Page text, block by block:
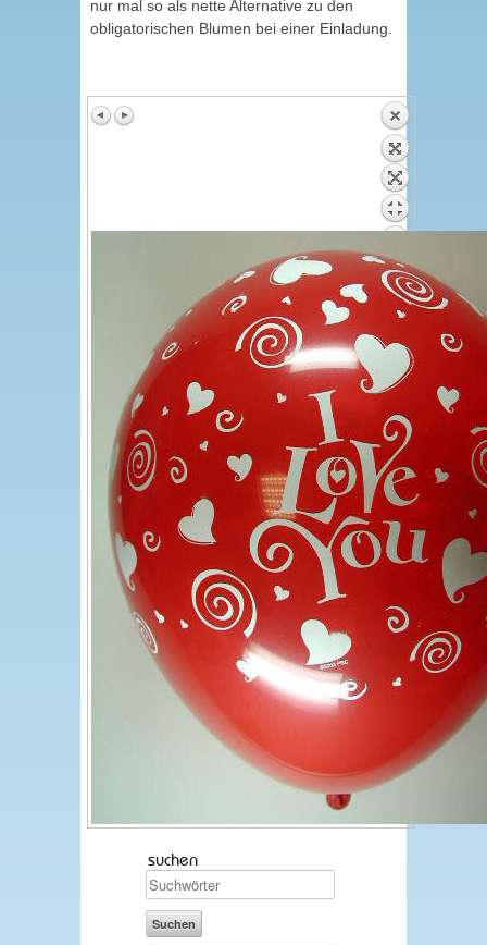
nur mal so als nette Alternative zu den
obligatorischen Blumen bei einer Einladung.
suchen